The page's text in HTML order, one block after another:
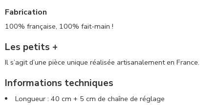
Fabrication
100% française, 100% fait-main !
Les petits +
Il s’agit d’une pièce unique réalisée artisanalement en France.
Informations techniques
Longueur : 40 cm + 5 cm de chaîne de réglage